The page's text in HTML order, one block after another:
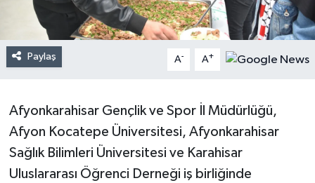
Paylaş A- A+
Afyonkarahisar Gençlik ve Spor İl Müdürlüğü,
Afyon Kocatepe Üniversitesi, Afyonkarahisar
Sağlık Bilimleri Üniversitesi ve Karahisar
Uluslararası Öğrenci Derneği iş birliğinde